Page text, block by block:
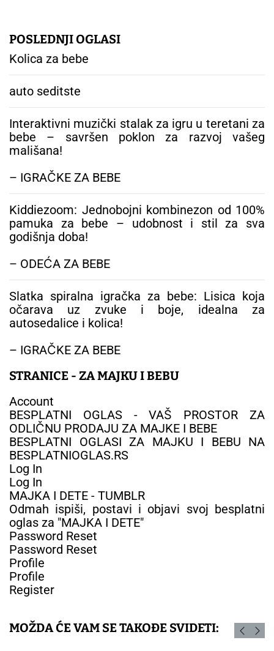
POSLEDNJI OGLASI
Kolica za bebe
auto seditste
Interaktivni muzički stalak za igru u teretani za
bebe – savršen poklon za razvoj vašeg
mališana!
– IGRAČKE ZA BEBE
Kiddiezoom: Jednobojni kombinezon od 100%
pamuka za bebe – udobnost i stil za sva
godišnja doba!
– ODEĆA ZA BEBE
Slatka spiralna igračka za bebe: Lisica koja
očarava uz zvuke i boje, idealna za
autosedalice i kolica!
– IGRAČKE ZA BEBE
STRANICE - ZA MAJKU I BEBU
Account
BESPLATNI OGLAS - VAŠ PROSTOR ZA
ODLIČNU PRODAJU ZA MAJKE I BEBE
BESPLATNI OGLASI ZA MAJKU I BEBU NA
BESPLATNIOGLAS.RS
Log In
Log In
MAJKA I DETE - TUMBLR
Odmah ispiši, postavi i objavi svoj besplatni
oglas za "MAJKA I DETE"
Password Reset
Password Reset
Profile
Profile
Register
MOŽDA ĆE VAM SE TAKOĐE SVIDETI: